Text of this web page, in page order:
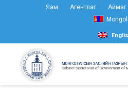
Яам Агентлаг Аймаг